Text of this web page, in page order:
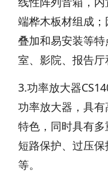
端桦木板材组成
叠加和易安装等
室、影院、报告厅
3.功率放大器
功率放大器，具
特色，同时具有
短路保护、过压
等。